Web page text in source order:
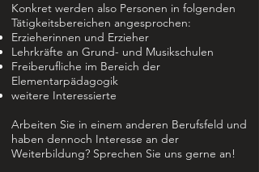
Konkret werden also Personen in folgenden
Tätigkeitsbereichen angesprochen:
Erzieherinnen und Erzieher
Lehrkräfte an Grund- und Musikschulen
Freiberufliche im Bereich der
Elementarpädagogik
weitere Interessierte
Arbeiten Sie in einem anderen Berufsfeld und
haben dennoch Interesse an der
Weiterbildung? Sprechen Sie uns gerne an!